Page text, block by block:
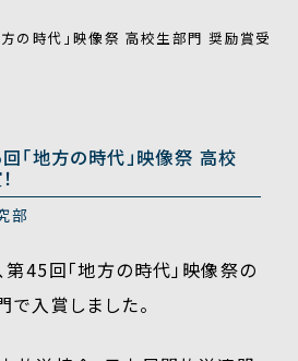
方の時代」映像祭 高校生部門 奨励賞受
「地方の時代」映像祭 高校
部
45回「地方の時代」映像祭の
入賞しました。